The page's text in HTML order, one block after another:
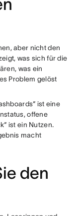
aber nicht den
was sich für die
was ein
Problem gelöst
ist eine
offene
ist ein Nutzen.
macht
den